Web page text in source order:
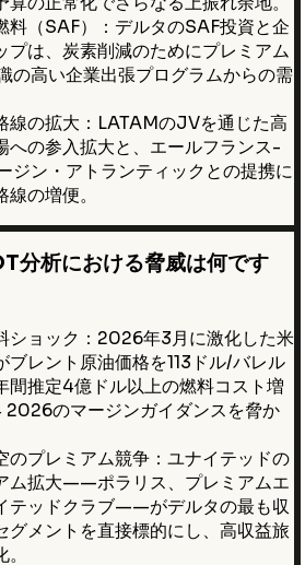
料（SAF）：デルタのSAF投資と企
プは、炭素削減のためにプレミアム
の高い企業出張プログラムからの需
線の拡大：LATAMのJVを通じた高
への参入拡大と、エールフランス-
ジン・アトランティックとの提携に
の増便。
分析における脅威は何です
ショック：2026年3月に激化した米
ブレント原油価格を113ドル/バレル
間推定4億ドル以上の燃料コスト増
のマージンガイダンスを脅か
のプレミアム競争：ユナイテッドの
ム拡大——ポラリス、プレミアムエ
テッドクラブ——がデルタの最も収
グメントを直接標的にし、高収益旅